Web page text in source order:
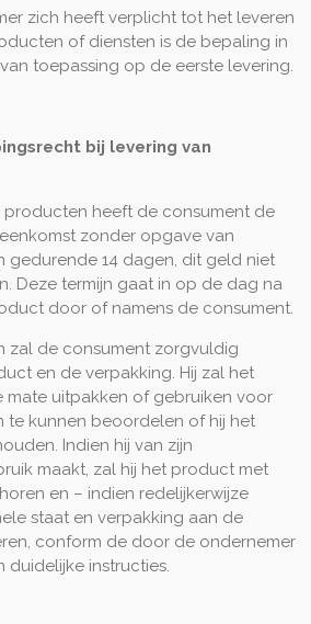
zich heeft verplicht tot het leveren
of diensten is de bepaling in
toepassing op de eerste levering.
bij levering van
producten heeft de consument de
zonder opgave van
gedurende 14 dagen, dit geld niet
Deze termijn gaat in op de dag na
door of namens de consument.
zal de consument zorgvuldig
en de verpakking. Hij zal het
mate uitpakken of gebruiken voor
te kunnen beoordelen of hij het
Indien hij van zijn
maakt, zal hij het product met
en – indien redelijkerwijze
staat en verpakking aan de
conform de door de ondernemer
duidelijke instructies.